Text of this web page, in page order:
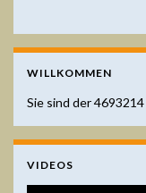
WILLKOMMEN
Sie sind der4693214
VIDEOS